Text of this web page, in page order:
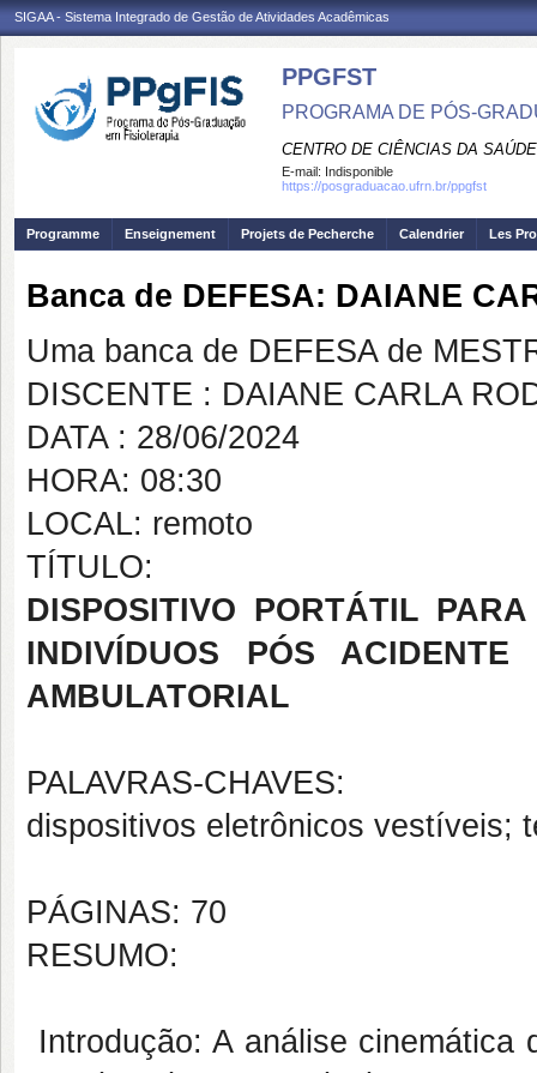
SIGAA - Sistema Integrado de Gestão de Atividades Acadêmicas
PPGFST
PROGRAMA DE PÓS-
CENTRO DE CIÊNCIAS DA SAÚDE
E-mail: Indisponible
https://posgraduacao.ufrn.br/ppgfst
Programme Enseignement Projets de Pecherche Calendrier Les
Banca de DEFESA: DAIANE
Uma banca de DEFESA de
DISCENTE : DAIANE CARLA
DATA : 28/06/2024
HORA: 08:30
LOCAL: remoto
TÍTULO:
DISPOSITIVO PORTÁTIL
INDIVÍDUOS PÓS
AMBULATORIAL
PALAVRAS-CHAVES:
dispositivos eletrônicos vestíveis;
PÁGINAS: 70
RESUMO:
Introdução: A análise cinemática